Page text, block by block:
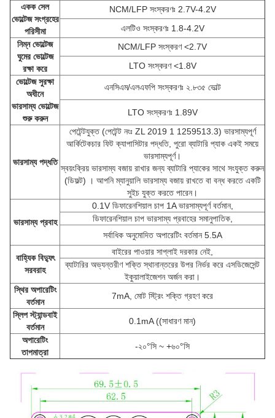
একক সেল
ভোল্টেজ সংগ্রহের
পরিসীমা
NCM/LFP সংস্করণঃ 2.7V-4.2V
এলটিও সংস্করণঃ 1.8-4.2V
নিম্ন ভোল্টেজ
ঘুমের ভোল্টেজ
রক্ষা করে
NCM/LFP সংস্করণ <2.7V
LTO সংস্করণ <1.8V
ভোল্টেজ সুরক্ষা
অধীনে
ভারসাম্য ভোল্টেজ
শুরু করুন
এনসিএম/এলএফপি সংস্করণঃ ২.৮৩৫ ভোল্ট
LTO সংস্করণঃ 1.89V
ভারসাম্য পদ্ধতি
পেটেন্টযুক্ত (পেটেন্ট নংঃ ZL 2019 1 1259513.3) ভারসাম্যপূর্ণ
আর্কিটেকচার ফিট ক্যাপাসিটার পদ্ধতি, পুরো ব্যাটারি প্যাক একই সময়ে
ভারসাম্যপূর্ণ।
স্বয়ংক্রিয় ভারসাম্য বজায় রাখার জন্য ব্যাটারি প্যাকের সাথে সংযুক্ত করুন
(ডিফল্ট) । আপনি ম্যানুয়ালি ভারসাম্য বজায় রাখতে বা বন্ধ করতে একটি
সুইচ যুক্ত করতে পারেন।
ভারসাম্য প্রবাহ
0.1V ডিফারেনশিয়াল চাপ 1A ভারসাম্যপূর্ণ বর্তমান,
ডিফারেনশিয়াল চাপ ভারসাম্য প্রবাহের সমানুপাতিক,
সর্বাধিক অনুমোদিত অপারেটিং বর্তমান 5.5A
বাহ্যিক বিদ্যুৎ
সরবরাহ
বাইরের পাওয়ার সাপ্লাই দরকার নেই,
ব্যাটারির অভ্যন্তরীণ শক্তি স্থানান্তরের উপর নির্ভর করে এসডিজেসেন্ট
ইকুয়ালাইজেশন অর্জন করা।
স্থির অপারেটিং
বর্তমান
7mA, মোট স্ট্রিং শক্তি গ্রহণ করে
স্লিপ স্ট্যান্ডবাই
বর্তমান
0.1mA ((সাধারণ মান)
অপারেটিং
তাপমাত্রা
-২০°সি ~ +৬০°সি